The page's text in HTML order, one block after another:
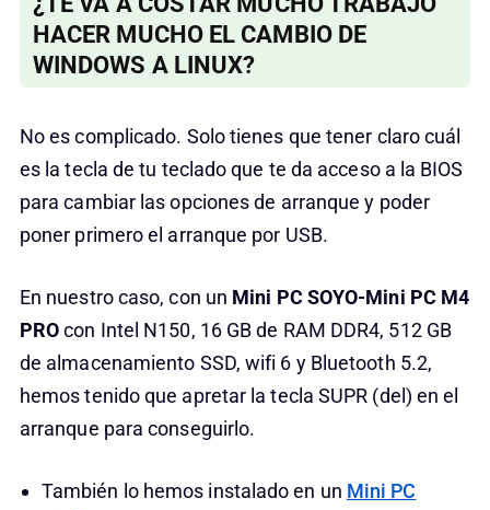
HACER MUCHO EL CAMBIO DE
WINDOWS A LINUX?
No es complicado. Solo tienes que tener claro cuál
es la tecla de tu teclado que te da acceso a la BIOS
para cambiar las opciones de arranque y poder
poner primero el arranque por USB.
En nuestro caso, con un Mini PC SOYO-Mini PC M4
PROcon Intel N150, 16 GB de RAM DDR4, 512 GB
de almacenamiento SSD, wifi 6 y Bluetooth 5.2,
hemos tenido que apretar la tecla SUPR (del) en el
arranque para conseguirlo.
También lo hemos instalado en un Mini PC